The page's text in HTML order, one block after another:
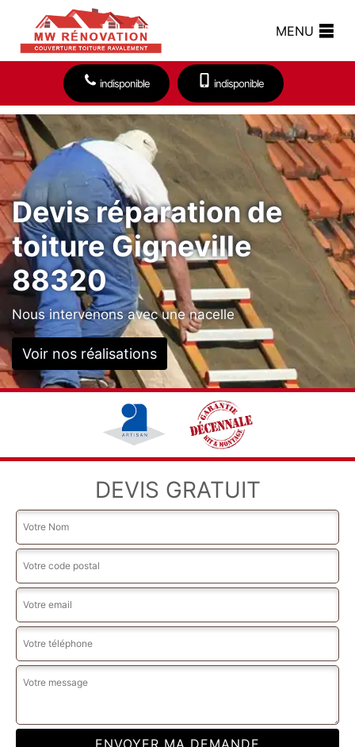
MENU
indisponible indisponible
Devis réparation de
toiture Gigneville
88320
Nous intervenons avec une nacelle
Voir nos réalisations
DEVIS GRATUIT